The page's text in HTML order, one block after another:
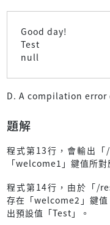
Good day!
Test
null
D. A compilation
題解
程式第13行，會輸出
「welcome1」鍵值所
程式第14行，由於「/
存在「welcome2」鍵
出預設值「Test」。